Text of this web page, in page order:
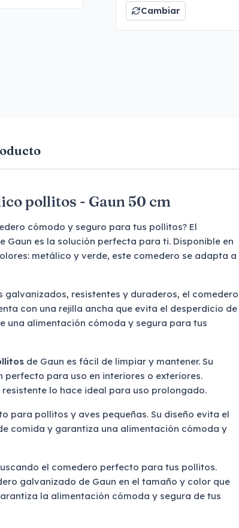
Cambiar
pollitos - Gaun 50 cm
cómodo y seguro para tus pollitos? El
Gaun es la solución perfecta para ti. Disponible en
metálico y verde, este comedero se adapta a
galvanizados, resistentes y duraderos, el comedero
con una rejilla ancha que evita el desperdicio de
una alimentación cómoda y segura para tus
de Gaun es fácil de limpiar y mantener. Su
perfecto para uso en interiores o exteriores.
lo hace ideal para uso prolongado.
para pollitos y aves pequeñas. Su diseño evita el
comida y garantiza una alimentación cómoda y
el comedero perfecto para tus pollitos.
galvanizado de Gaun en el tamaño y color que
la alimentación cómoda y segura de tus